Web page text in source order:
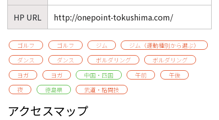
HP URL http://onepoint-tokushima.com/
ゴルフ ゴルフ ジム
ジム（運動種別から選ぶ）
ダンス
ダンス ボルダリング
ボルダリング
ヨガ
ヨガ 中国・四国 午前
午後
夜
徳島県 武道・格闘技
アクセスマップ